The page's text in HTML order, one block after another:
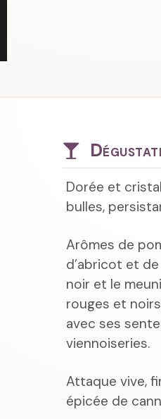
Dorée et
bulles,
Arômes de
d’abricot et
noir et le
rouges et
avec ses
viennoiseries.
Attaque vive,
épicée de